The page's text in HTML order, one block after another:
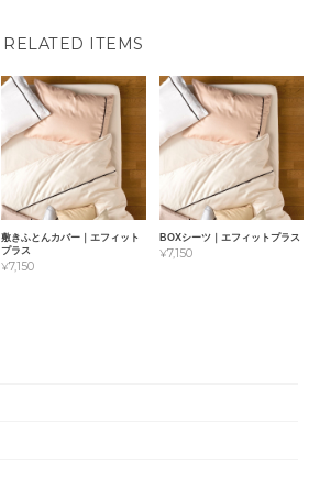
RELATED ITEMS
敷きふとんカバー｜エフィット
プラス
¥7,150
BOXシーツ｜エフィットプラス
¥7,150